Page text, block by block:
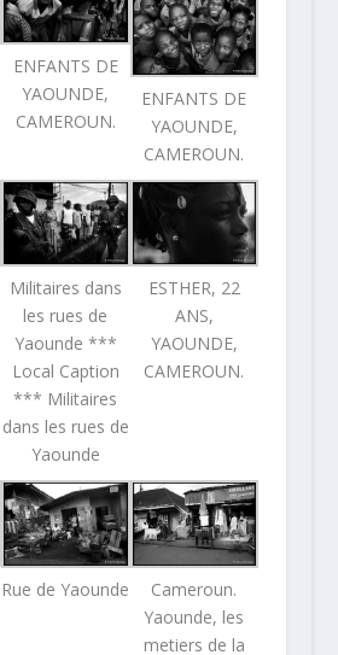
ENFANTS DE
YAOUNDE,
CAMEROUN.
ENFANTS DE
YAOUNDE,
CAMEROUN.
Militaires dans
les rues de
Yaounde ***
Local Caption
*** Militaires
dans les rues de
Yaounde
ESTHER, 22
ANS,
YAOUNDE,
CAMEROUN.
Rue de Yaounde
Cameroun.
Yaounde, les
metiers de la